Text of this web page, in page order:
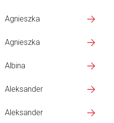
Agnieszka
Agnieszka
Albina
Aleksander
Aleksander